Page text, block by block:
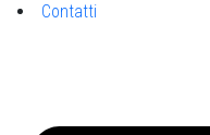
Contatti